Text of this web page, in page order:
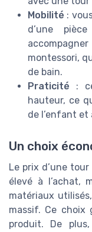
Mobilité :
d’une
montessori,
de bain.
Praticité :
hauteur, ce
de l’enfant et
Un choix
Le prix d’une
élevé à l’achat,
matériaux
massif. Ce choix
produit. De